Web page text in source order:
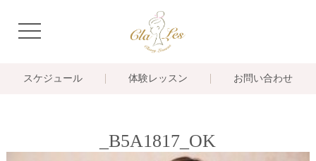
navigation
スケジュール 体験レッスン お問い合わせ
_B5A1817_OK